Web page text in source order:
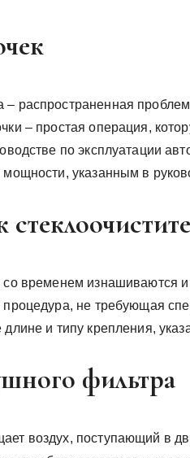
распространенная
– простая операция,
по эксплуатации
указанным в
со временем изнашиваются
не требующая
длине и типу крепления,
фильтра
воздух, поступающий в